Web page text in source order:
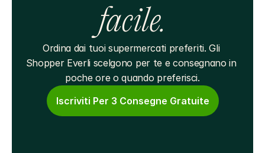
facile.
Ordina dai tuoi supermercati preferiti. Gli
Shopper Everli scelgono per te e consegnano in
poche ore o quando preferisci.
Iscriviti Per 3 Consegne Gratuite